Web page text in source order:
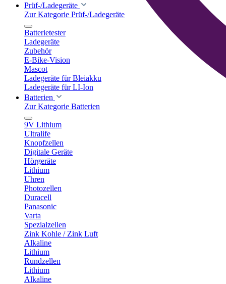
Prüf-/Ladegeräte
Zur Kategorie Prüf-/Ladegeräte
Batterietester
Ladegeräte
Zubehör
E-Bike-Vision
Mascot
Ladegeräte für Bleiakku
Ladegeräte für LI-Ion
Batterien
Zur Kategorie Batterien
9V Lithium
Ultralife
Knopfzellen
Digitale Geräte
Hörgeräte
Lithium
Uhren
Photozellen
Duracell
Panasonic
Varta
Spezialzellen
Zink Kohle / Zink Luft
Alkaline
Lithium
Rundzellen
Lithium
Alkaline